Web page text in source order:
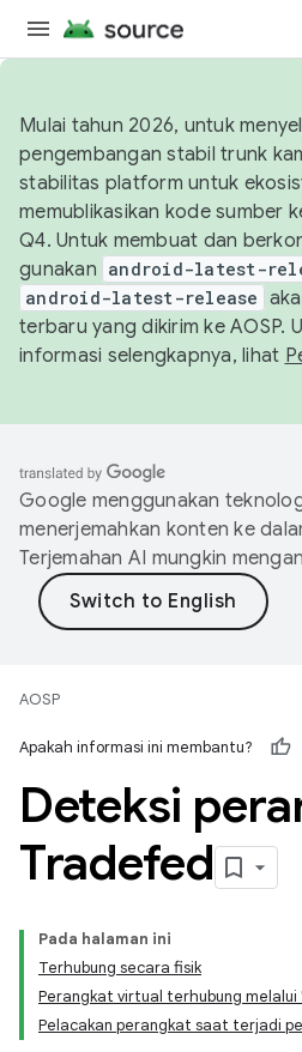
Mulai tahun 2026, untuk
pengembangan stabil trunk
stabilitas platform untuk
memublikasikan kode sumber
Q4. Untuk membuat dan
gunakan android-latest-
android-latest-release
terbaru yang dikirim ke AOSP.
informasi selengkapnya, lihat
Google menggunakan
menerjemahkan konten ke
Terjemahan AI mungkin
AOSP
Apakah informasi ini membantu?
Deteksi
Tradefed
Pada halaman ini
Terhubung secara fisik
Perangkat virtual terhubung melalui
Pelacakan perangkat saat terjadi